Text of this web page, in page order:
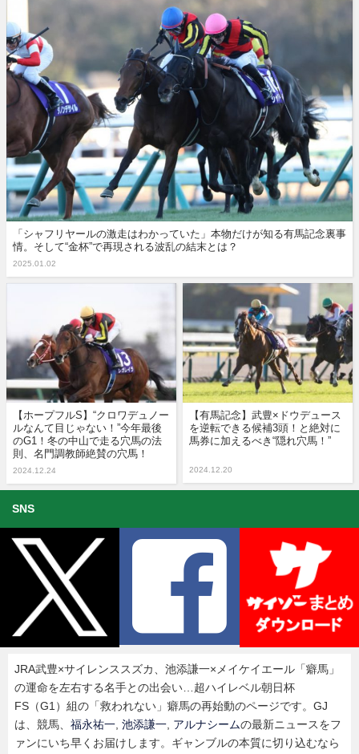
「シャフリヤールの激走はわかっていた」本物だけが知る有馬記念裏事
情。そして“金杯”で再現される波乱の結末とは？
2025.01.02
【ホープフルS】“クロワデュノー
ルなんて目じゃない！”今年最後
のG1！冬の中山で走る穴馬の法
則、名門調教師絶賛の穴馬！
2024.12.24
【有馬記念】武豊×ドウデュース
を逆転できる候補3頭！と絶対に
馬券に加えるべき“隠れ穴馬！”
2024.12.20
SNS
JRA武豊×サイレンススズカ、池添謙一×メイケイエール「癖馬」
の運命を左右する名手との出会い…超ハイレベル朝日杯
FS（G1）組の「救われない」癖馬の再始動のページです。GJ
は、競馬、 福永祐一 池添謙一 アルナシームの最新ニュースをフ
ァンにいち早くお届けします。ギャンブルの本質に切り込むなら